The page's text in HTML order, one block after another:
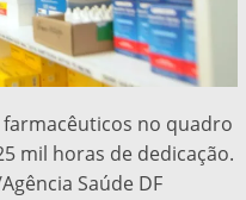
farmacêuticos no quadro
mil horas de dedicação.
Saúde DF